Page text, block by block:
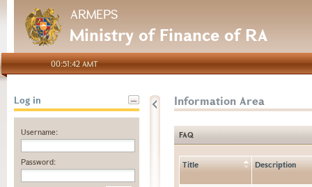
ARMEPS
Ministry of Finance of RA
00:51:42 AMT
Log in
Username:
Password:
Information Area
FAQ
Title Description